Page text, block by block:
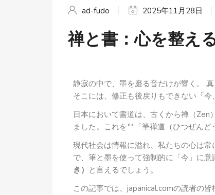
ad-fudo 2025年11月28日
禅と書：心を整え
静寂の中で、墨を磨る音だけが響く。
そこには、修正も後戻りもできない「今
日本において書道は、古くから禅（Zen
ました。これを**「筆禅道（ひつぜんど
現代社会は情報に溢れ、私たちの心は
で、筆と墨を使って強制的に「今」に意
き） と言えるでしょう。
この記事では、japanical.comの読者の